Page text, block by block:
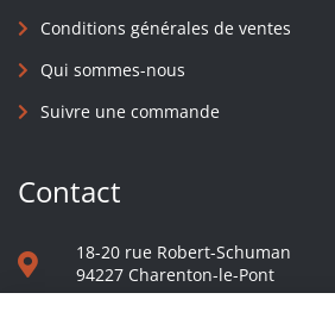
Conditions générales de ventes
Qui sommes-nous
Suivre une commande
Contact
18-20 rue Robert-Schuman
94227 Charenton-le-Pont